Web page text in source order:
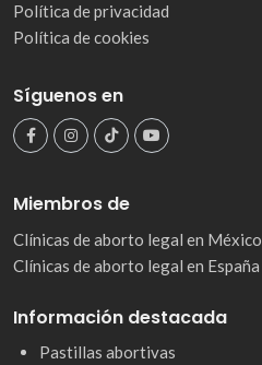
Política de privacidad
Política de cookies
Síguenos en
Miembros de
Clínicas de aborto legal en México
Clínicas de aborto legal en España
Información destacada
Pastillas abortivas